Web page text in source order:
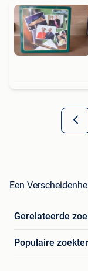
Een
Gerelateerde
Populaire